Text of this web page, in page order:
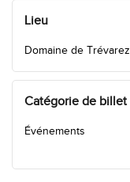
Lieu
Domaine de Trévarez
Catégorie de billet
Événements